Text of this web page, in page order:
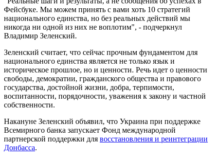
Фейсбуке. Мы можем принять с вами хоть 10 стратегий
национального единства, но без реальных действий мы
никогда ни одной из них не воплотим", - подчеркнул
Владимир Зеленский.
Зеленский считает, что сейчас прочным фундаментом для
национального единства является не только язык и
историческое прошлое, но и ценности. Речь идет о ценности
свободы, демократии, гражданского общества и правового
государства, достойной жизни, добра, терпимости,
воспитанности, порядочности, уважения к закону и частной
собственности.
Накануне Зеленский объявил, что Украина при поддержке
Всемирного банка запускает Фонд международной
партнерской поддержки для восстановления и реинтеграции
Донбасса.